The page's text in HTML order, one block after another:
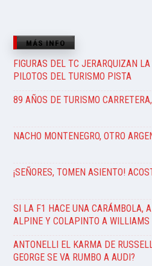
MÁS INFO
FIGURAS DEL TC JERARQUIZAN
PILOTOS DEL TURISMO PISTA
89 AÑOS DE TURISMO
NACHO MONTENEGRO, OTRO
¡SEÑORES, TOMEN ASIENTO!
SI LA F1 HACE UNA CARÁMBOLA,
ALPINE Y COLAPINTO A WILLIAMS
ANTONELLI EL KARMA DE
GEORGE SE VA RUMBO A AUDI?